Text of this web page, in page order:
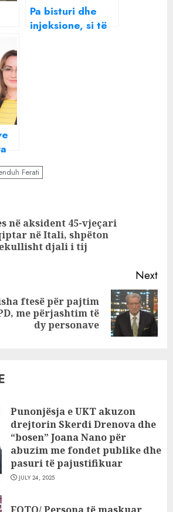
,
Pa bisturi dhe
injeksione, si të
Ferati
në aksident 45-vjeçari
në Itali, shpëton
djali i tij
Next
ftesë për pajtim
me përjashtim të
dy personave
Punonjësja e UKT akuzon
drejtorin Skerdi Drenova dhe
“bosen” Joana Nano për
abuzim me fondet publike dhe
pasuri të pajustifikuar
JULY 24, 2025